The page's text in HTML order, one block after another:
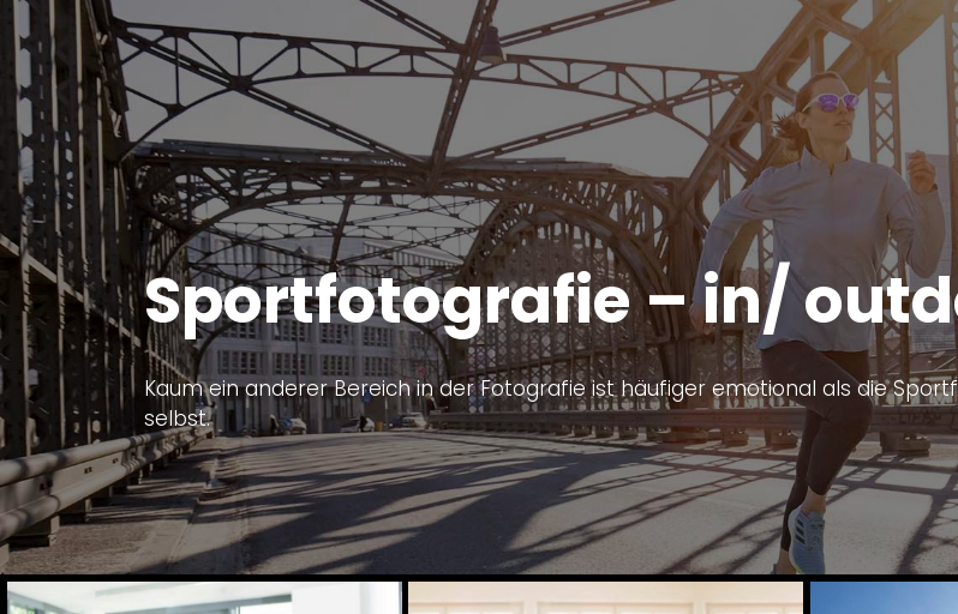
Sportfotografie – in/
Kaum ein anderer Bereich in der Fotografie ist häufiger emotional als die
selbst.